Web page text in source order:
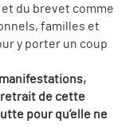
du brevet comme
familles et
y porter un coup
de cette
pour qu’elle ne